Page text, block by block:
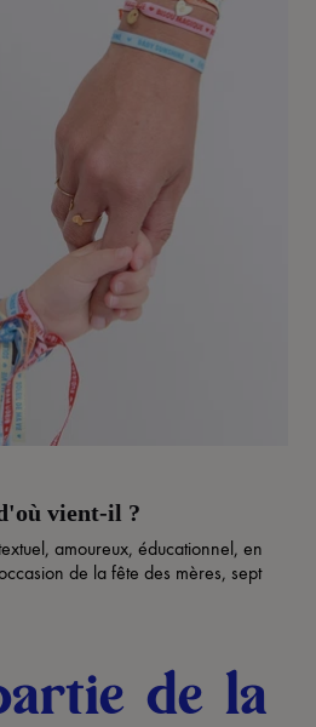
vient-il ?
amoureux, éducationnel, en
de la fête des mères, sept
de la